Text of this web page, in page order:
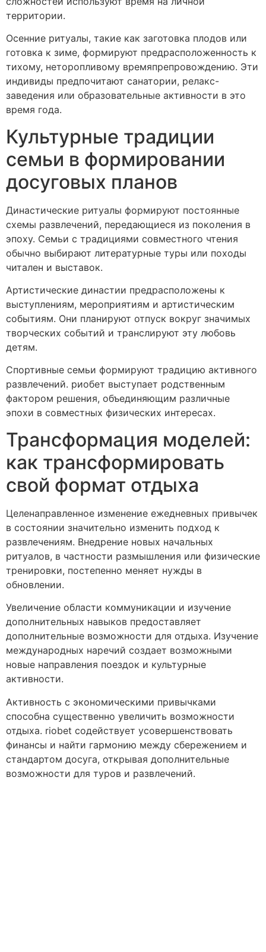
территории.
Осенние ритуалы, такие как заготовка плодов или
готовка к зиме, формируют предрасположенность к
тихому, неторопливому времяпрепровождению. Эти
индивиды предпочитают санатории, релакс-
заведения или образовательные активности в это
время года.
Культурные традиции
семьи в формировании
досуговых планов
Династические ритуалы формируют постоянные
схемы развлечений, передающиеся из поколения в
эпоху. Семьи с традициями совместного чтения
обычно выбирают литературные туры или походы
читален и выставок.
Артистические династии предрасположены к
выступлениям, мероприятиям и артистическим
событиям. Они планируют отпуск вокруг значимых
творческих событий и транслируют эту любовь
детям.
Спортивные семьи формируют традицию активного
развлечений. риобет выступает родственным
фактором решения, объединяющим различные
эпохи в совместных физических интересах.
Трансформация моделей:
как трансформировать
свой формат отдыха
Целенаправленное изменение ежедневных привычек
в состоянии значительно изменить подход к
развлечениям. Внедрение новых начальных
ритуалов, в частности размышления или физические
тренировки, постепенно меняет нужды в
обновлении.
Увеличение области коммуникации и изучение
дополнительных навыков предоставляет
дополнительные возможности для отдыха. Изучение
международных наречий создает возможными
новые направления поездок и культурные
активности.
Активность с экономическими привычками
способна существенно увеличить возможности
отдыха. riobet содействует усовершенствовать
финансы и найти гармонию между сбережением и
стандартом досуга, открывая дополнительные
возможности для туров и развлечений.